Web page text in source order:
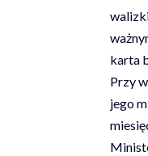
karta
Przy
jego